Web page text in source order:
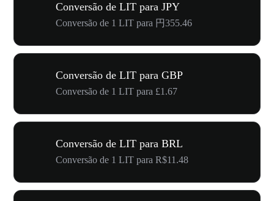
Conversão de LIT para JPY
Conversão de 1 LIT para 円355.46
Conversão de LIT para GBP
Conversão de 1 LIT para £1.67
Conversão de LIT para BRL
Conversão de 1 LIT para R$11.48